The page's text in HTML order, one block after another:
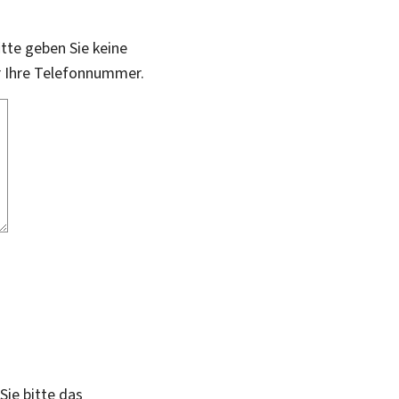
geben Sie keine
Telefonnummer.
bitte das